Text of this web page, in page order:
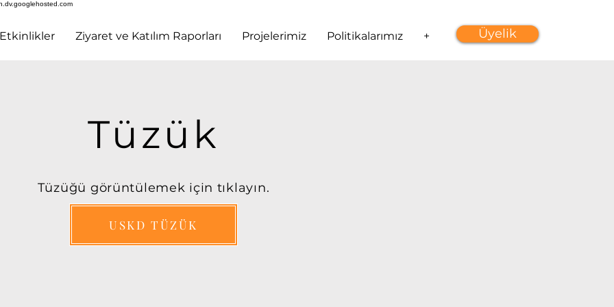
Üyelik
Etkinlikler Ziyaret ve Katılım Raporları Projelerimiz Politikalarımız +
Tüzük
Tüzüğü görüntülemek için tıklayın.
USKD TÜZÜK